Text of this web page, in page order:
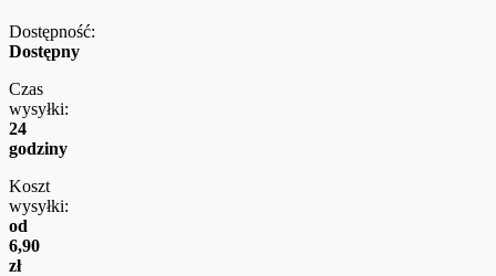
Dostępność:
Dostępny
Czas
wysyłki:
24
godziny
Koszt
wysyłki:
od
6,90
zł